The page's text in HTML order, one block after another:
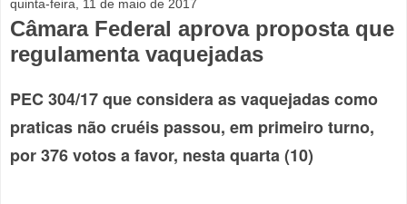
quinta-feira, 11 de maio de 2017
Câmara Federal aprova proposta que
regulamenta vaquejadas
PEC 304/17 que considera as vaquejadas como
praticas não cruéis passou, em primeiro turno,
por 376 votos a favor, nesta quarta (10)